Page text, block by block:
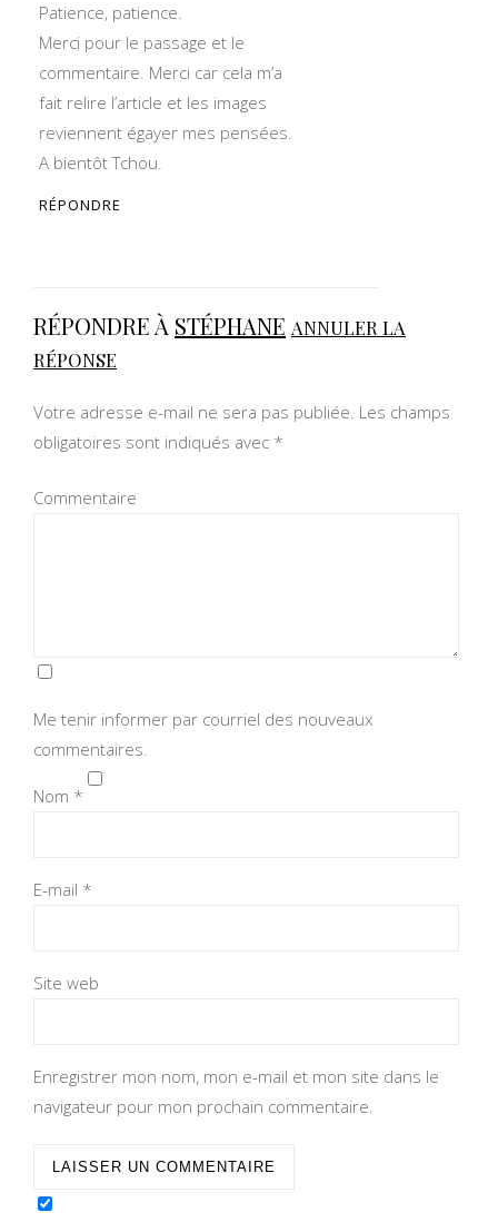
Patience, patience.
Merci pour le passage et le
commentaire. Merci car cela m’a
fait relire l’article et les images
reviennent égayer mes pensées.
A bientôt Tchou.
RÉPONDRE
RÉPONDRE À STÉPHANE ANNULER LA
RÉPONSE
Votre adresse e-mail ne sera pas publiée. Les champs
obligatoires sont indiqués avec *
Commentaire
Me tenir informer par courriel des nouveaux
commentaires.
Nom *
E-mail *
Site web
Enregistrer mon nom, mon e-mail et mon site dans le
navigateur pour mon prochain commentaire.